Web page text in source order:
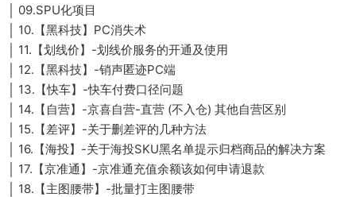
│ 09.SPU化项目
│ 10.【黑科技】PC消失术
│ 11.【划线价】-划线价服务的开通及使用
│ 12.【黑科技】-销声匿迹PC端
│ 13.【快车】-快车付费口径问题
│ 14.【自营】-京喜自营-直营 (不入仓) 其他自营区别
│ 15.【差评】-关于删差评的几种方法
│ 16.【海投】-关于海投SKU黑名单提示归档商品的解决方案
│ 17.【京准通】-京准通充值余额该如何申请退款
│ 18.【主图腰带】-批量打主图腰带